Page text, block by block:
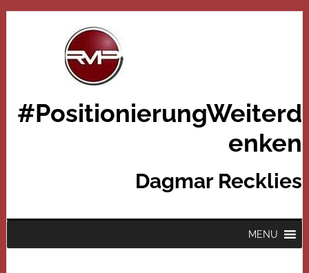
#PositionierungWeiterd
enken
Dagmar Recklies
MENU